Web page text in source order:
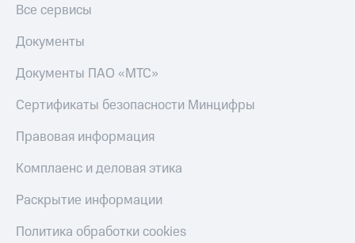
Все сервисы
Документы
Документы ПАО «МТС»
Сертификаты безопасности Минцифры
Правовая информация
Комплаенс и деловая этика
Раскрытие информации
Политика обработки cookies